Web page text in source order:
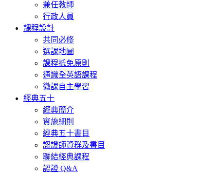
兼任教師
行政人員
課程設計
共同必修
選課地圖
課程抵免原則
通識全英語課程
微課自主學習
經典五十
經典簡介
實施細則
經典五十書目
認證師資群及書目
聯結經典課程
認證 Q&A